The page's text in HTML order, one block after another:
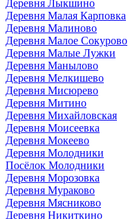
Деревня Лыкшино
Деревня Малая Карповка
Деревня Малиново
Деревня Малое Сокурово
Деревня Малые Лужки
Деревня Манылово
Деревня Мелкишево
Деревня Мисюрево
Деревня Митино
Деревня Михайловская
Деревня Моисеевка
Деревня Мокеево
Деревня Молодники
Посёлок Молодники
Деревня Морозовка
Деревня Мураково
Деревня Мясниково
Деревня Никиткино